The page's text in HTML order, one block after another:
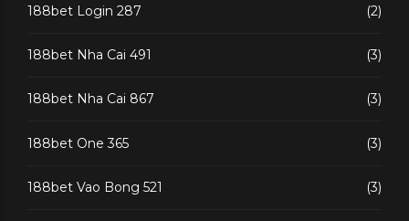
188bet Login 287 (2)
188bet Nha Cai 491 (3)
188bet Nha Cai 867 (3)
188bet One 365 (3)
188bet Vao Bong 521 (3)